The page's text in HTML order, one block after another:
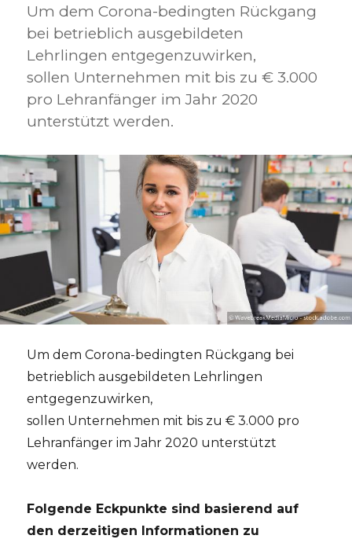
Um dem Corona-bedingten Rückgang
bei betrieblich ausgebildeten
Lehrlingen entgegenzuwirken,
sollen Unternehmen mit bis zu € 3.000
pro Lehranfänger im Jahr 2020
unterstützt werden.
Um dem Corona-bedingten Rückgang bei
betrieblich ausgebildeten Lehrlingen
entgegenzuwirken,
sollen Unternehmen mit bis zu € 3.000 pro
Lehranfänger im Jahr 2020 unterstützt
werden.
Folgende Eckpunkte sind basierend auf
den derzeitigen Informationen zu